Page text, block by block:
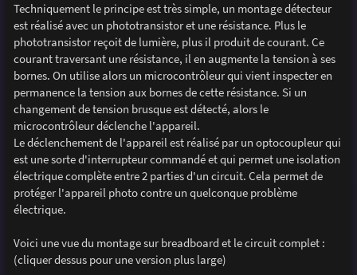
Techniquement le principe est très simple, un montage détecteur
est réalisé avec un phototransistor et une résistance. Plus le
phototransistor reçoit de lumière, plus il produit de courant. Ce
courant traversant une résistance, il en augmente la tension à ses
bornes. On utilise alors un microcontrôleur qui vient inspecter en
permanence la tension aux bornes de cette résistance. Si un
changement de tension brusque est détecté, alors le
microcontrôleur déclenche l'appareil.
Le déclenchement de l'appareil est réalisé par un optocoupleur qui
est une sorte d'interrupteur commandé et qui permet une isolation
électrique complète entre 2 parties d'un circuit. Cela permet de
protéger l'appareil photo contre un quelconque problème
électrique.
Voici une vue du montage sur breadboard et le circuit complet :
(cliquer dessus pour une version plus large)